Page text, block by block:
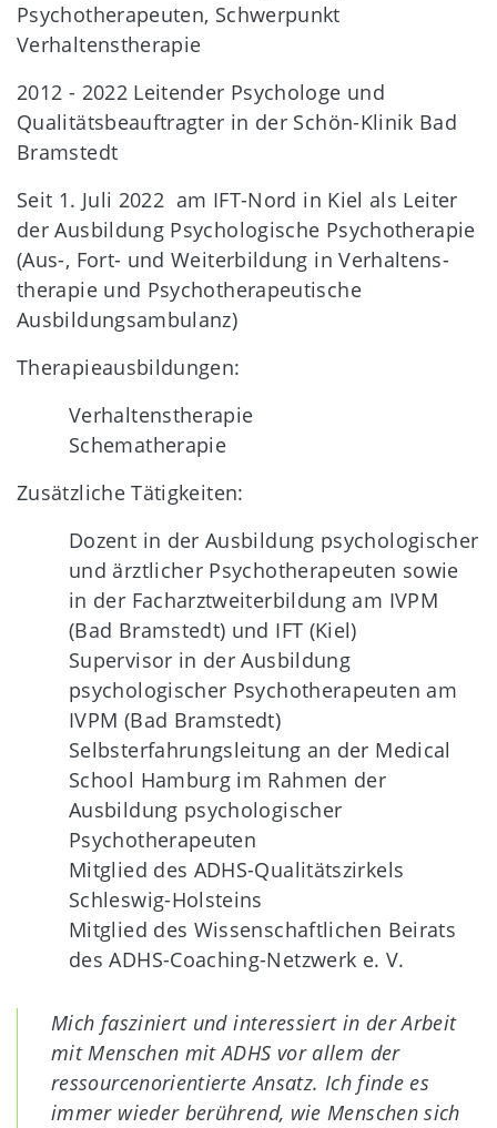
Psychotherapeuten, Schwerpunkt
Verhaltenstherapie
2012 - 2022 Leitender Psychologe und
Qualitätsbeauftragter in der Schön-Klinik Bad
Bramstedt
Seit 1. Juli 2022 am IFT-Nord in Kiel als Leiter
der Ausbildung Psychologische Psychotherapie
(Aus-, Fort- und Weiterbildung in Verhaltens­
therapie und Psychotherapeutische
Ausbildungsambulanz)
Therapieausbildungen:
Verhaltenstherapie
Schematherapie
Zusätzliche Tätigkeiten:
Dozent in der Ausbildung psychologischer
und ärztlicher Psychotherapeuten sowie
in der Facharztweiterbildung am IVPM
(Bad Bramstedt) und IFT (Kiel)
Supervisor in der Ausbildung
psychologischer Psychotherapeuten am
IVPM (Bad Bramstedt)
Selbsterfahrungsleitung an der Medical
School Hamburg im Rahmen der
Ausbildung psychologischer
Psychotherapeuten
Mitglied des ADHS-Qualitätszirkels
Schleswig-Holsteins
Mitglied des Wissenschaftlichen Beirats
des ADHS-Coaching-Netzwerk e. V.
Mich fasziniert und interessiert in der Arbeit
mit Menschen mit ADHS vor allem der
ressourcenorientierte Ansatz. Ich finde es
immer wieder berührend, wie Menschen sich